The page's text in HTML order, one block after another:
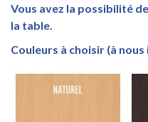
Vous avez la possibilité
la table.
Couleurs à choisir (à